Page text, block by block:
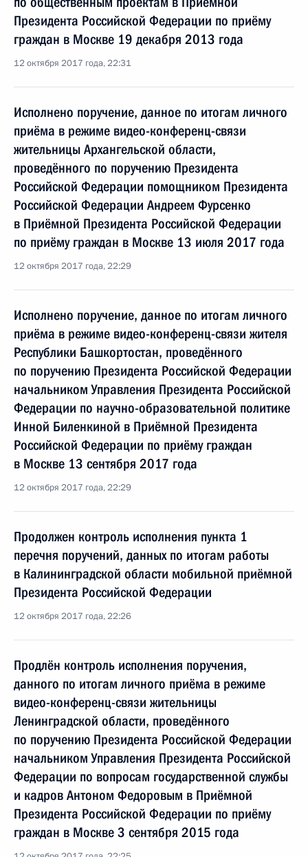
Президента Российской Федерации по приёму
граждан в Москве 19 декабря 2013 года
12 октября 2017 года, 22:31
Исполнено поручение, данное по итогам личного
приёма в режиме видео-конференц-связи
жительницы Архангельской области,
проведённого по поручению Президента
Российской Федерации помощником Президента
Российской Федерации Андреем Фурсенко
в Приёмной Президента Российской Федерации
по приёму граждан в Москве 13 июля 2017 года
12 октября 2017 года, 22:29
Исполнено поручение, данное по итогам личного
приёма в режиме видео-конференц-связи жителя
Республики Башкортостан, проведённого
по поручению Президента Российской Федерации
начальником Управления Президента Российской
Федерации по научно-образовательной политике
Инной Биленкиной в Приёмной Президента
Российской Федерации по приёму граждан
в Москве 13 сентября 2017 года
12 октября 2017 года, 22:29
Продолжен контроль исполнения пункта 1
перечня поручений, данных по итогам работы
в Калининградской области мобильной приёмной
Президента Российской Федерации
12 октября 2017 года, 22:26
Продлён контроль исполнения поручения,
данного по итогам личного приёма в режиме
видео-конференц-связи жительницы
Ленинградской области, проведённого
по поручению Президента Российской Федерации
начальником Управления Президента Российской
Федерации по вопросам государственной службы
и кадров Антоном Федоровым в Приёмной
Президента Российской Федерации по приёму
граждан в Москве 3 сентября 2015 года